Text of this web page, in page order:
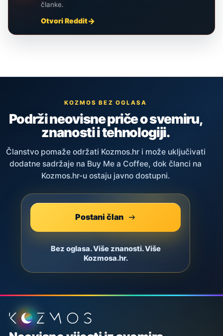
članke.
Otvori Reddit
KOZMOS BEZ OGLASA
Podrži neovisne priče o svemiru,
znanosti i tehnologiji.
Članstvo pomaže održati Kozmos.hr i može uključivati
dodatne sadržaje na Buy Me a Coffee, dok članci na
Kozmos.hr-u ostaju javno dostupni.
Postani član
Bez oglasa. Više znanosti. Više
Kozmosa.hr.
Podnožje stranice